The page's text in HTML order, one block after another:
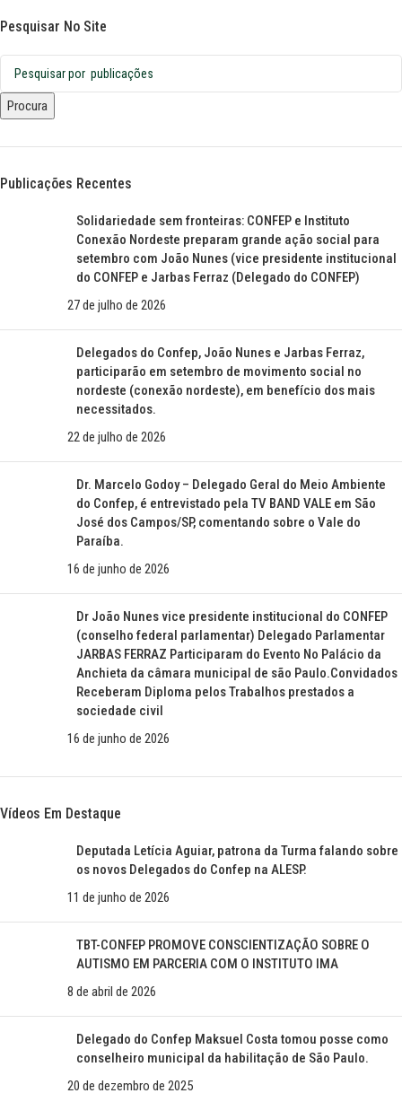
Pesquisar No Site
Procura
Publicações Recentes
Solidariedade sem fronteiras: CONFEP e Instituto
Conexão Nordeste preparam grande ação social para
setembro com João Nunes (vice presidente institucional
do CONFEP e Jarbas Ferraz (Delegado do CONFEP)
27 de julho de 2026
Delegados do Confep, João Nunes e Jarbas Ferraz,
participarão em setembro de movimento social no
nordeste (conexão nordeste), em benefício dos mais
necessitados.
22 de julho de 2026
Dr. Marcelo Godoy – Delegado Geral do Meio Ambiente
do Confep, é entrevistado pela TV BAND VALE em São
José dos Campos/SP, comentando sobre o Vale do
Paraíba.
16 de junho de 2026
Dr João Nunes vice presidente institucional do CONFEP
(conselho federal parlamentar) Delegado Parlamentar
JARBAS FERRAZ Participaram do Evento No Palácio da
Anchieta da câmara municipal de são Paulo.Convidados
Receberam Diploma pelos Trabalhos prestados a
sociedade civil
16 de junho de 2026
Vídeos Em Destaque
Deputada Letícia Aguiar, patrona da Turma falando sobre
os novos Delegados do Confep na ALESP.
11 de junho de 2026
TBT-CONFEP PROMOVE CONSCIENTIZAÇÃO SOBRE O
AUTISMO EM PARCERIA COM O INSTITUTO IMA
8 de abril de 2026
Delegado do Confep Maksuel Costa tomou posse como
conselheiro municipal da habilitação de São Paulo.
20 de dezembro de 2025